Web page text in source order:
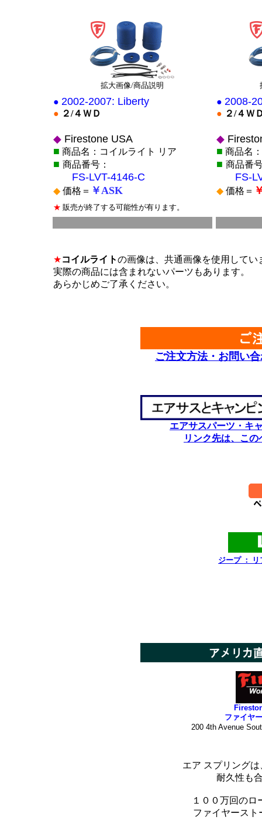
拡大画像/商品説明
● 2002-2007: Liberty
● ２/４ＷＤ
◆Firestone USA
■ 商品名：コイルライト リア
■ 商品番号：
FS-LVT-4146-C
◆価格＝ ￥ASK
● 2008-
● ２/４Ｗ
◆
■ 商品名
■ 商品番
FS-
◆価格＝
★ 販売が終了する可能性が有ります。
★コイルライトの画像は、共通画像を使用してい
実際の商品には含まれないパーツもあります。
あらかじめご了承ください。
ご注文方法・お問い
エアサスパーツ・キ
リンク先は、こ
ジープ ：
ファイヤ
200 4th Avenue
エア スプリング
耐久性も
１００万回のロ
ファイヤースト